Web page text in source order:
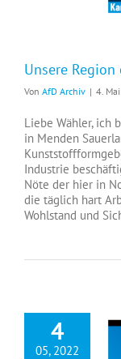
Unsere
Von AfD Archiv | 4.
Liebe Wähler, ich
in Menden
Industrie
Nöte der hier in
die täglich hart
Wohlstand und
4
05, 2022